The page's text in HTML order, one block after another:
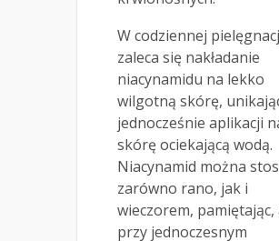
W codziennej
zaleca się nakładanie
niacynamidu na lekko
wilgotną skórę,
jednocześnie aplikacji
skórę ociekającą wodą.
Niacynamid można
zarówno rano, jak i
wieczorem, pamiętając,
przy jednoczesnym